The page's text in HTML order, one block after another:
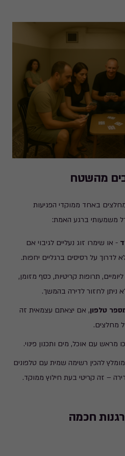
מהשטח
באחד ממוקדי הפגיעות
משמעותי ברגע האמת:
- או שימרו זוג נעליים לגיבוי אם
לדרוך על רסיסים ברגליים יחפות.
תרופות קריטיות, כסף מזומן,
ניתן לחזור לדירה בהמשך.
טלפון, אם יצאתם עצמאית זה
מחלצים.
מראש עם אוכל, מים ותכנון פינוי.
מומלץ להכין רשימה שמית עם טלפונים
– זה קריטי בעת חילוץ ממוקד.
חכמה